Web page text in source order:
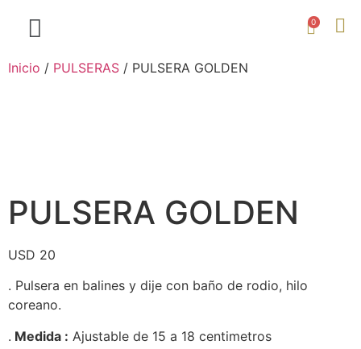
0
Inicio / PULSERAS / PULSERA GOLDEN
PULSERA GOLDEN
USD 20
. Pulsera en balines y dije con baño de rodio, hilo
coreano.
. Medida : Ajustable de 15 a 18 centimetros